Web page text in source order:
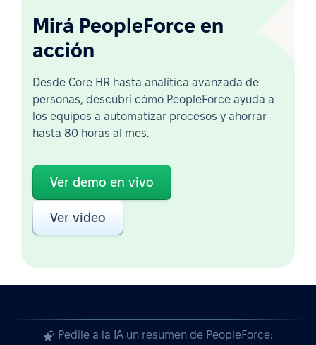
Mirá PeopleForce en
acción
Desde Core HR hasta analítica avanzada de
personas, descubrí cómo PeopleForce ayuda a
los equipos a automatizar procesos y ahorrar
hasta 80 horas al mes.
Ver demo en vivo
Ver video
Pedile a la IA un resumen de PeopleForce: